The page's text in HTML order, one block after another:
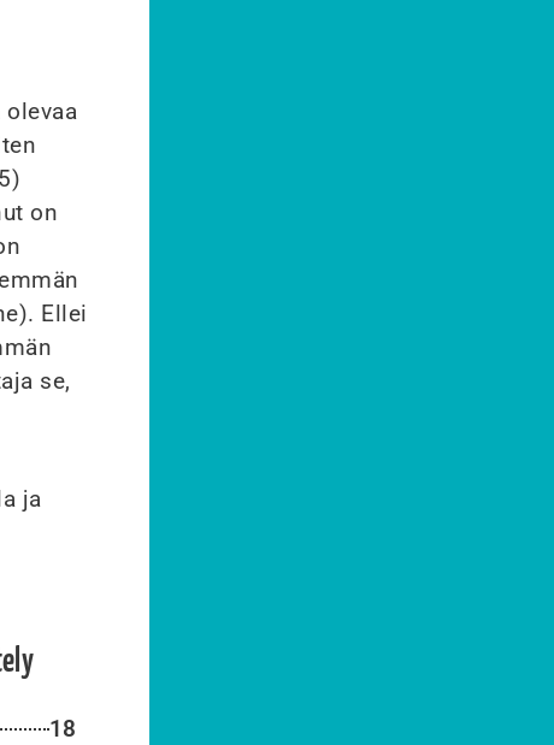
olevaa
on
Ellei
se,
ja
18